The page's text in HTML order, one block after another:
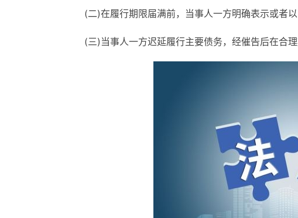
(二)在履行期限届满前，当事人一方明确表示或者
(三)当事人一方迟延履行主要债务，经催告后在合理